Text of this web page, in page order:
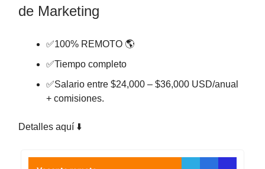
de Marketing
✅100% REMOTO 🌎
✅Tiempo completo
✅Salario entre $24,000 – $36,000 USD/anual
+ comisiones.
Detalles aquí ⬇️